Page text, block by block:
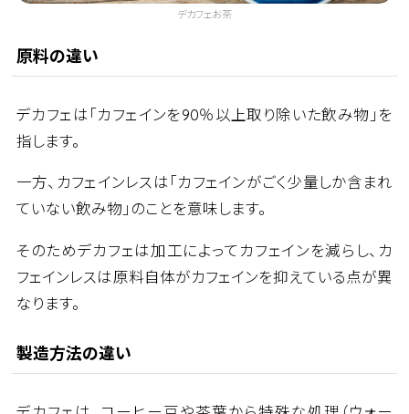
デカフェお茶
原料の違い
デカフェは「カフェインを90％以上取り除いた飲み物」を
指します。
一方、カフェインレスは「カフェインがごく少量しか含まれ
ていない飲み物」のことを意味します。
そのためデカフェは加工によってカフェインを減らし、カ
フェインレスは原料自体がカフェインを抑えている点が異
なります。
製造方法の違い